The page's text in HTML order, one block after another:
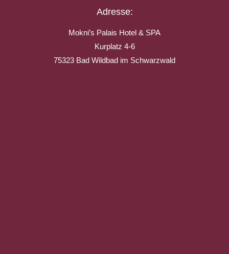
Adresse:
Mokni’s Palais Hotel & SPA
Kurplatz 4-6
75323 Bad Wildbad im Schwarzwald